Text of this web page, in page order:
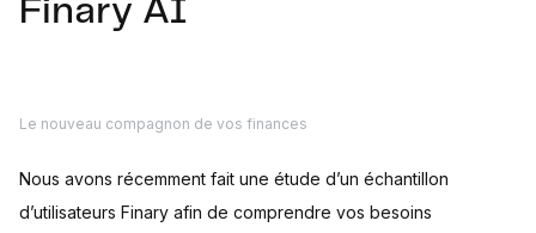
Finary AI
Le nouveau compagnon de vos finances
Nous avons récemment fait une étude d’un échantillon
d’utilisateurs Finary afin de comprendre vos besoins